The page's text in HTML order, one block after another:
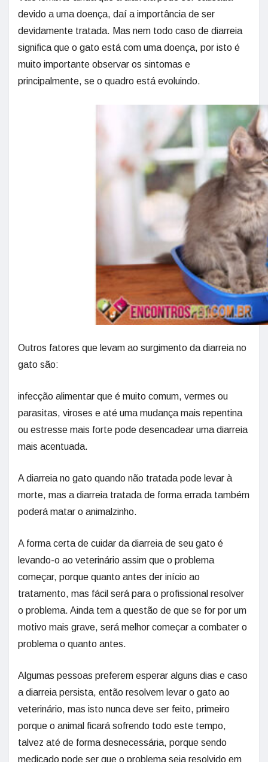
devido a uma doença, daí a importância de ser
devidamente tratada. Mas nem todo caso de diarreia
significa que o gato está com uma doença, por isto é
muito importante observar os sintomas e
principalmente, se o quadro está evoluindo.
Outros fatores que levam ao surgimento da diarreia no
gato são:
infecção alimentar que é muito comum, vermes ou
parasitas, viroses e até uma mudança mais repentina
ou estresse mais forte pode desencadear uma diarreia
mais acentuada.
A diarreia no gato quando não tratada pode levar à
morte, mas a diarreia tratada de forma errada também
poderá matar o animalzinho.
A forma certa de cuidar da diarreia de seu gato é
levando-o ao veterinário assim que o problema
começar, porque quanto antes der início ao
tratamento, mas fácil será para o profissional resolver
o problema. Ainda tem a questão de que se for por um
motivo mais grave, será melhor começar a combater o
problema o quanto antes.
Algumas pessoas preferem esperar alguns dias e caso
a diarreia persista, então resolvem levar o gato ao
veterinário, mas isto nunca deve ser feito, primeiro
porque o animal ficará sofrendo todo este tempo,
talvez até de forma desnecessária, porque sendo
medicado pode ser que o problema seja resolvido em